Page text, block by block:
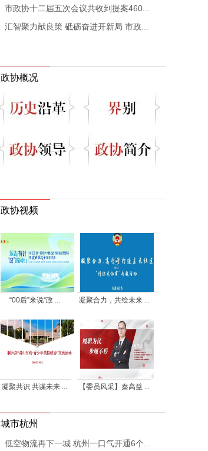
市政协十二届五次会议共收到提案460...
汇智聚力献良策 砥砺奋进开新局 市政...
政协概况
政协视频
“00后”来说“政 ... 凝聚合力，共绘未来 ...
凝聚共识 共谋未来 ... 【委员风采】秦高益 ...
城市杭州
低空物流再下一城 杭州一口气开通6个...